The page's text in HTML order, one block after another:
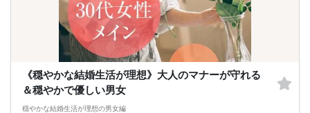
《穏やかな結婚生活が理想》大人のマナーが守れる
＆穏やかで優しい男女
穏やかな結婚生活が理想の男女編